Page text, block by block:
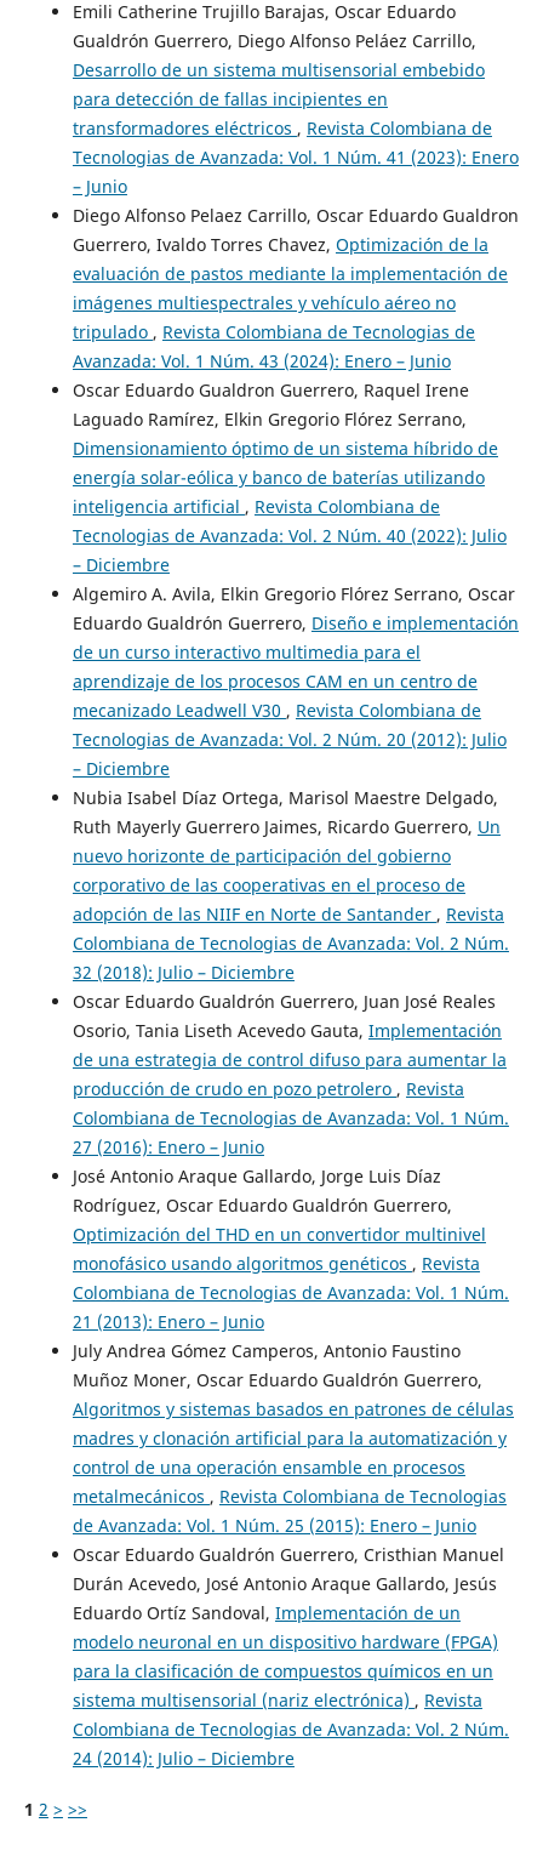
Emili Catherine Trujillo Barajas, Oscar Eduardo
Gualdrón Guerrero, Diego Alfonso Peláez Carrillo,
Desarrollo de un sistema multisensorial embebido
para detección de fallas incipientes en
transformadores eléctricos , Revista Colombiana de
Tecnologias de Avanzada: Vol. 1 Núm. 41 (2023): Enero
– Junio
Diego Alfonso Pelaez Carrillo, Oscar Eduardo Gualdron
Guerrero, Ivaldo Torres Chavez, Optimización de la
evaluación de pastos mediante la implementación de
imágenes multiespectrales y vehículo aéreo no
tripulado , Revista Colombiana de Tecnologias de
Avanzada: Vol. 1 Núm. 43 (2024): Enero – Junio
Oscar Eduardo Gualdron Guerrero, Raquel Irene
Laguado Ramírez, Elkin Gregorio Flórez Serrano,
Dimensionamiento óptimo de un sistema híbrido de
energía solar-eólica y banco de baterías utilizando
inteligencia artificial , Revista Colombiana de
Tecnologias de Avanzada: Vol. 2 Núm. 40 (2022): Julio
– Diciembre
Algemiro A. Avila, Elkin Gregorio Flórez Serrano, Oscar
Eduardo Gualdrón Guerrero, Diseño e implementación
de un curso interactivo multimedia para el
aprendizaje de los procesos CAM en un centro de
mecanizado Leadwell V30 , Revista Colombiana de
Tecnologias de Avanzada: Vol. 2 Núm. 20 (2012): Julio
– Diciembre
Nubia Isabel Díaz Ortega, Marisol Maestre Delgado,
Ruth Mayerly Guerrero Jaimes, Ricardo Guerrero, Un
nuevo horizonte de participación del gobierno
corporativo de las cooperativas en el proceso de
adopción de las NIIF en Norte de Santander , Revista
Colombiana de Tecnologias de Avanzada: Vol. 2 Núm.
32 (2018): Julio – Diciembre
Oscar Eduardo Gualdrón Guerrero, Juan José Reales
Osorio, Tania Liseth Acevedo Gauta, Implementación
de una estrategia de control difuso para aumentar la
producción de crudo en pozo petrolero , Revista
Colombiana de Tecnologias de Avanzada: Vol. 1 Núm.
27 (2016): Enero – Junio
José Antonio Araque Gallardo, Jorge Luis Díaz
Rodríguez, Oscar Eduardo Gualdrón Guerrero,
Optimización del THD en un convertidor multinivel
monofásico usando algoritmos genéticos , Revista
Colombiana de Tecnologias de Avanzada: Vol. 1 Núm.
21 (2013): Enero – Junio
July Andrea Gómez Camperos, Antonio Faustino
Muñoz Moner, Oscar Eduardo Gualdrón Guerrero,
Algoritmos y sistemas basados en patrones de células
madres y clonación artificial para la automatización y
control de una operación ensamble en procesos
metalmecánicos , Revista Colombiana de Tecnologias
de Avanzada: Vol. 1 Núm. 25 (2015): Enero – Junio
Oscar Eduardo Gualdrón Guerrero, Cristhian Manuel
Durán Acevedo, José Antonio Araque Gallardo, Jesús
Eduardo Ortíz Sandoval, Implementación de un
modelo neuronal en un dispositivo hardware (FPGA)
para la clasificación de compuestos químicos en un
sistema multisensorial (nariz electrónica) , Revista
Colombiana de Tecnologias de Avanzada: Vol. 2 Núm.
24 (2014): Julio – Diciembre
1 2 > >>